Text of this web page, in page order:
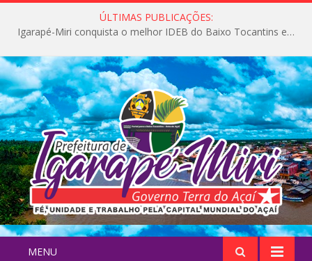
ÚLTIMAS PUBLICAÇÕES:
Igarapé-Miri conquista o melhor IDEB do Baixo Tocantins e avança na qualidade da educação pública
MENU